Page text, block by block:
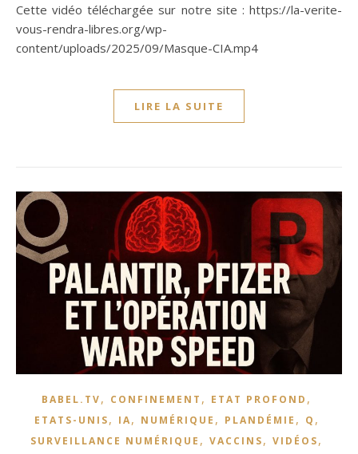
Cette vidéo téléchargée sur notre site : https://la-verite-
vous-rendra-libres.org/wp-
content/uploads/2025/09/Masque-CIA.mp4
LIRE LA SUITE
BABEL.TV, CONFINEMENT , ETAT PROFOND ,
ETATS-UNIS, IA, NUMÉRIQUE , PLANDÉMIE , Q ,
SURVEILLANCE NUMÉRIQUE , VACCINS, VIDÉOS,